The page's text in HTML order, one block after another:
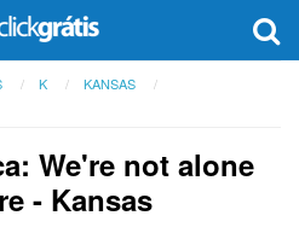
K
KANSAS
We're not alone
- Kansas